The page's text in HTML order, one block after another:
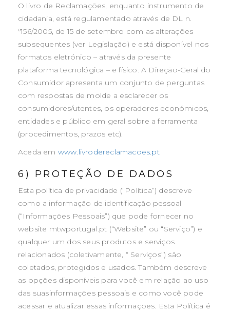
O livro de Reclamações, enquanto instrumento de
cidadania, está regulamentado através de DL n.
º156/2005, de 15 de setembro com as alterações
subsequentes (ver Legislação) e está disponível nos
formatos eletrónico – através da presente
plataforma tecnológica – e físico. A Direção-Geral do
Consumidor apresenta um conjunto de perguntas
com respostas de molde a esclarecer os
consumidores/utentes, os operadores económicos,
entidades e público em geral sobre a ferramenta
(procedimentos, prazos etc).
Aceda em www.livrodereclamacoes.pt
6) PROTEÇÃO DE DADOS
Esta política de privacidade (“Política”) descreve
como a informação de identificação pessoal
(“Informações Pessoais”) que pode fornecer no
website mtwportugal.pt (“Website” ou “Serviço”) e
qualquer um dos seus produtos e serviços
relacionados (coletivamente, “ Serviços”) são
coletados, protegidos e usados. Também descreve
as opções disponíveis para você em relação ao uso
das suasinformações pessoais e como você pode
acessar e atualizar essas informações. Esta Política é